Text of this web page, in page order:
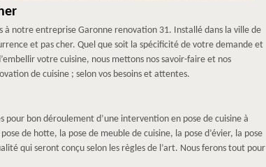
à notre entreprise Garonne renovation 31. Installé dans la ville de
et pas cher. Quel que soit la spécificité de votre demande et
votre cuisine, nous mettons nos savoir-faire et nos
de cuisine ; selon vos besoins et attentes.
bon déroulement d’une intervention en pose de cuisine à
de hotte, la pose de meuble de cuisine, la pose d’évier, la pose
qui seront conçu selon les règles de l’art. Nous ferons tout pour